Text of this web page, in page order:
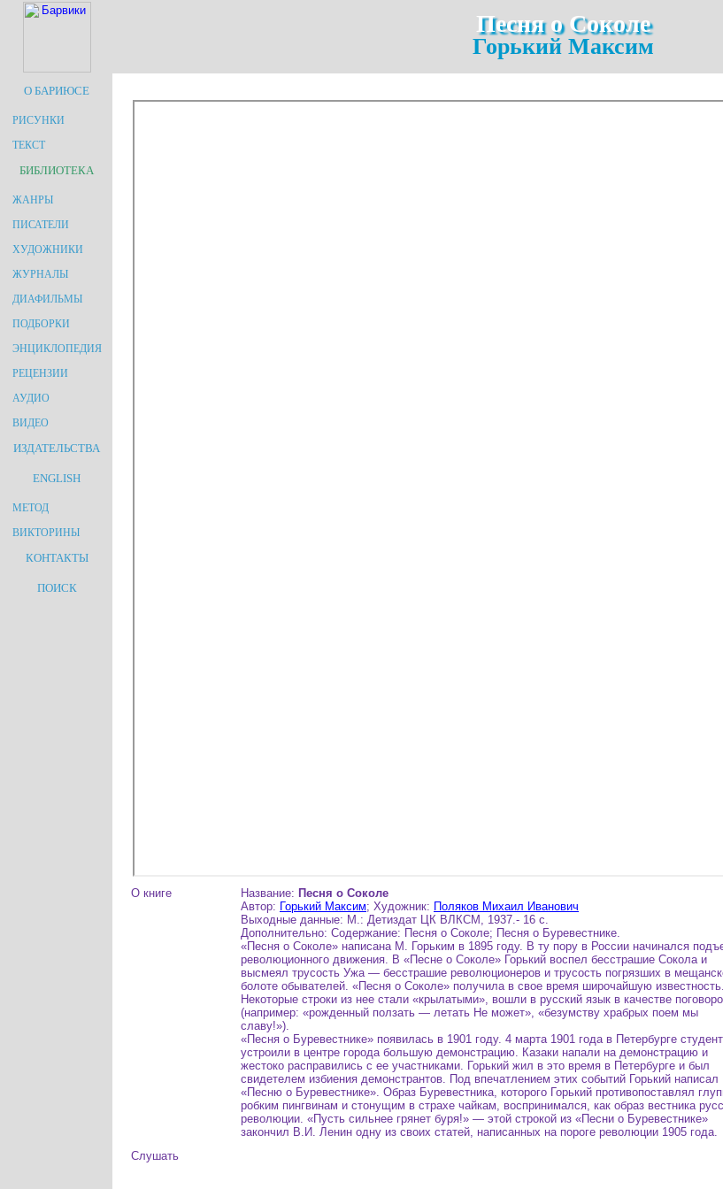
Песня о Соколе
Горький Максим
О БАРИЮСЕ
РИСУНКИ
ТЕКСТ
БИБЛИОТЕКА
ЖАНРЫ
ПИСАТЕЛИ
ХУДОЖНИКИ
ЖУРНАЛЫ
ДИАФИЛЬМЫ
ПОДБОРКИ
ЭНЦИКЛОПЕДИЯ
РЕЦЕНЗИИ
АУДИО
ВИДЕО
ИЗДАТЕЛЬСТВА
ENGLISH
МЕТОД
ВИКТОРИНЫ
КОНТАКТЫ
ПОИСК
О книге Название: Песня о Соколе
Автор: Горький Максим; Художник: Поляков Михаил Иванович
Выходные данные: М.: Детиздат ЦК ВЛКСМ, 1937.- 16 с.
Дополнительно: Содержание: Песня о Соколе; Песня о Буревестнике.
«Песня о Соколе» написана М. Горьким в 1895 году. В ту пору в России начинался
революционного движения. В «Песне о Соколе» Горький воспел бесстрашие Сокола и
высмеял трусость Ужа — бесстрашие революционеров и трусость погрязших в
болоте обывателей. «Песня о Соколе» получила в свое время широчайшую известность.
Некоторые строки из нее стали «крылатыми», вошли в русский язык в качестве
(например: «рожденный ползать — летать Не может», «безумству храбрых поем мы
славу!»).
«Песня о Буревестнике» появилась в 1901 году. 4 марта 1901 года в Петербурге
устроили в центре города большую демонстрацию. Казаки напали на демонстрацию и
жестоко расправились с ее участниками. Горький жил в это время в Петербурге и был
свидетелем избиения демонстрантов. Под впечатлением этих событий Горький написал
«Песню о Буревестнике». Образ Буревестника, которого Горький противопоставлял
робким пингвинам и стонущим в страхе чайкам, воспринимался, как образ вестника
революции. «Пусть сильнее грянет буря!» — этой строкой из «Песни о Буревестнике»
закончил В.И. Ленин одну из своих статей, написанных на пороге революции 1905 года.
Слушать